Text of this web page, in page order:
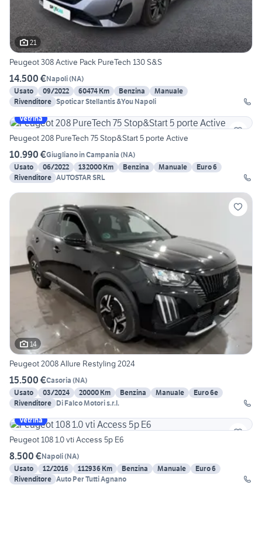
21
Peugeot 308 Active Pack PureTech 130 S&S
14.500 €Napoli(NA)
Usato
09/2022 60474 Km Benzina
Manuale
Rivenditore Spoticar Stellantis &You Napoli
Vetrina
Peugeot 208 PureTech 75 Stop&Start 5 porte Active
10.990 €Giugliano in Campania (NA)
Usato
06/2022 132000 Km Benzina Manuale
Euro 6
Rivenditore AUTOSTAR SRL
14
Peugeot 2008 Allure Restyling 2024
15.500 €Casoria (NA)
Usato
03/2024 20000 Km Benzina Manuale
Euro 6e
Rivenditore Di Falco Motori s.r.l.
Vetrina
Peugeot 108 1.0 vti Access 5p E6
8.500 €Napoli(NA)
Usato
12/2016 112936 Km Benzina Manuale
Euro 6
Rivenditore Auto Per Tutti Agnano